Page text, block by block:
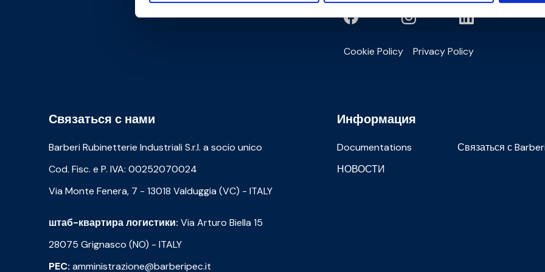
Cookie Policy Privacy Policy
Связаться с нами
Barberi Rubinetterie Industriali S.r.l. a socio unico
Cod. Fisc. e P. IVA: 00252070024
Via Monte Fenera, 7 - 13018 Valduggia (VC) - ITALY
штаб-квартира логистики: Via Arturo Biella 15
28075 Grignasco (NO) - ITALY
PEC: amministrazione@barberipec.it
Информация
Documentations
Связаться с
НОВОСТИ